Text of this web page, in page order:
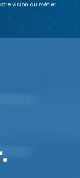
vision du métier